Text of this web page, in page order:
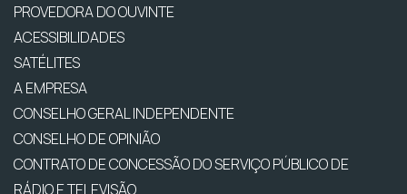
PROVEDORA DO OUVINTE
ACESSIBILIDADES
SATÉLITES
A EMPRESA
CONSELHO GERAL INDEPENDENTE
CONSELHO DE OPINIÃO
CONTRATO DE CONCESSÃO DO SERVIÇO PÚBLICO DE
RÁDIO E TELEVISÃO